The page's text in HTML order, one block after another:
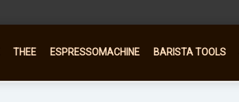
THEE ESPRESSOMACHINE BARISTA TOOLS